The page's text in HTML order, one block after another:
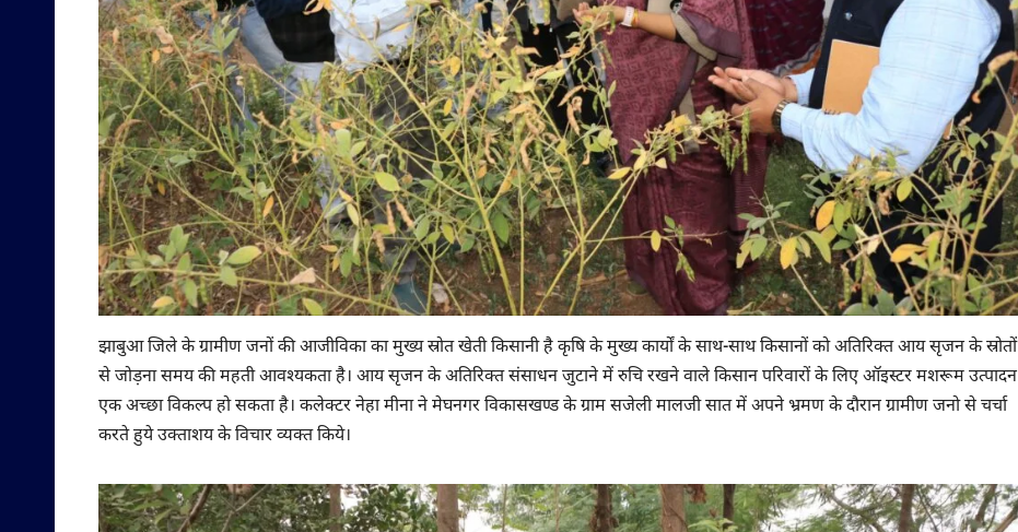
झाबुआ जिले के ग्रामीण जनों की आजीविका का मुख्य स्रोत खेती किसानी है कृषि के मुख्य कार्यों के साथ-साथ किसानों को अतिरिक्त आय सृजन के स्रोतों
से जोड़ना समय की महती आवश्यकता है। आय सृजन के अतिरिक्त संसाधन जुटाने में रुचि रखने वाले किसान परिवारों के लिए ऑइस्टर मशरूम उत्पादन
एक अच्छा विकल्प हो सकता है। कलेक्टर नेहा मीना ने मेघनगर विकासखण्ड के ग्राम सजेली मालजी सात में अपने भ्रमण के दौरान ग्रामीण जनो से चर्चा
करते हुये उक्ताशय के विचार व्यक्त किये।